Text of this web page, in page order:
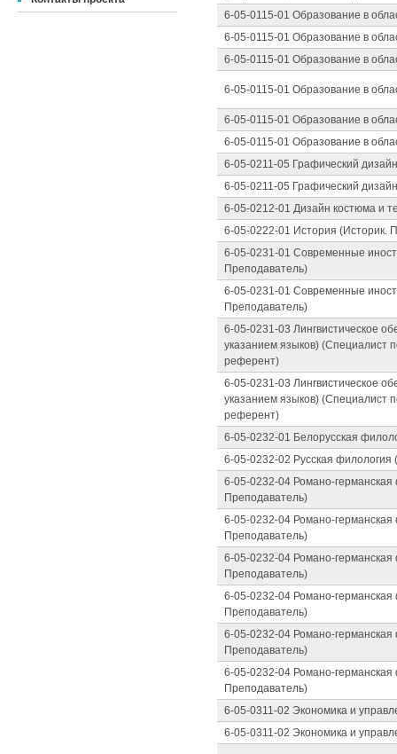
6-05-0115-01 Образование в
6-05-0115-01 Образование в
6-05-0115-01 Образование в
6-05-0115-01 Образование в
6-05-0115-01 Образование в
6-05-0115-01 Образование в
6-05-0211-05 Графический
6-05-0211-05 Графический
6-05-0212-01 Дизайн костюма и
6-05-0222-01 История (Историк.
6-05-0231-01 Современные
Преподаватель)
6-05-0231-01 Современные
Преподаватель)
6-05-0231-03 Лингвистическое
указанием языков) (Специалист
референт)
6-05-0231-03 Лингвистическое
указанием языков) (Специалист
референт)
6-05-0232-01 Белорусская
6-05-0232-02 Русская филология
6-05-0232-04 Романо-
Преподаватель)
6-05-0232-04 Романо-
Преподаватель)
6-05-0232-04 Романо-
Преподаватель)
6-05-0232-04 Романо-
Преподаватель)
6-05-0232-04 Романо-
Преподаватель)
6-05-0232-04 Романо-
Преподаватель)
6-05-0311-02 Экономика и
6-05-0311-02 Экономика и